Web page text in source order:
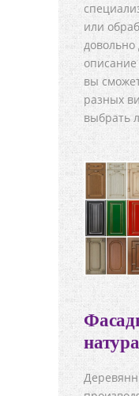
или
довольно
описание
вы
разных
выбрать